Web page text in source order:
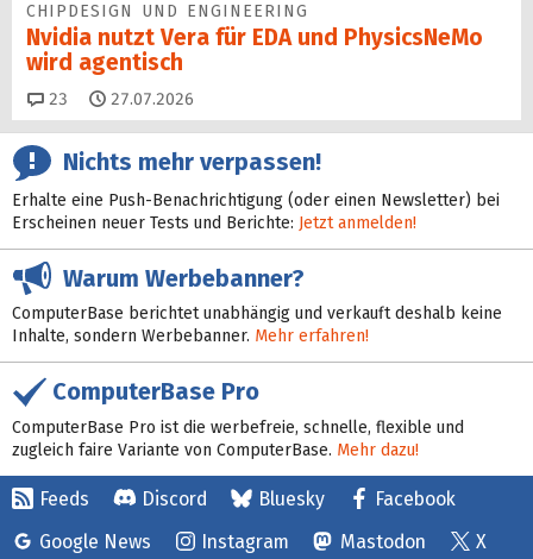
CHIPDESIGN UND ENGINEERING
Nvidia nutzt Vera für EDA und PhysicsNeMo
wird agentisch
23 Kommentare
27.07.2026
Nichts mehr verpassen!
Erhalte eine Push-Benachrichtigung (oder einen Newsletter) bei
Erscheinen neuer Tests und Berichte: Jetzt anmelden!
Warum Werbebanner?
ComputerBase berichtet unabhängig und verkauft deshalb keine
Inhalte, sondern Werbebanner. Mehr erfahren!
ComputerBase Pro
ComputerBase Pro ist die werbefreie, schnelle, flexible und
zugleich faire Variante von ComputerBase. Mehr dazu!
Feeds Discord Bluesky
Facebook
Google News
Instagram Mastodon X